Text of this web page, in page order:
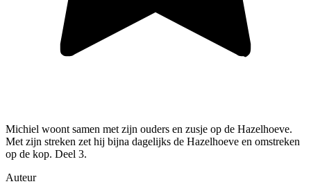
Michiel woont samen met zijn ouders en zusje op de Hazelhoeve.
Met zijn streken zet hij bijna dagelijks de Hazelhoeve en omstreken
op de kop. Deel 3.
Auteur